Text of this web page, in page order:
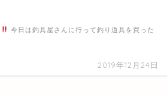
2019年12月24日
今日は釣具屋さんに行って釣り道具を買った